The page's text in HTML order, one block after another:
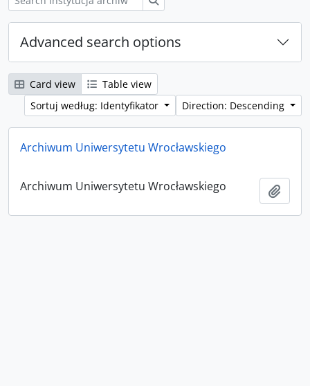
Advanced search options
Card view
Table view
Sortuj według: Identyfikator
Direction: Descending
Archiwum Uniwersytetu Wrocławskiego
Archiwum Uniwersytetu Wrocławskiego